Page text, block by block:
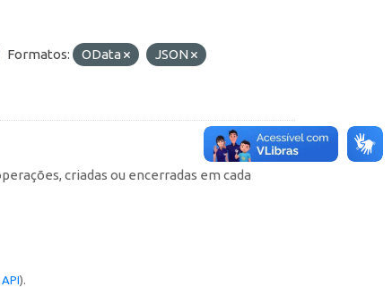
Formatos: OData
JSON
criadas ou encerradas em cada
).